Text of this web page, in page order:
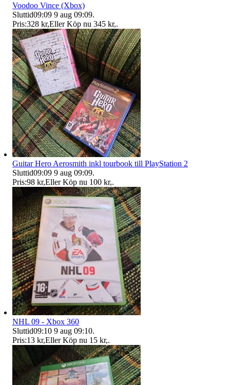
Voodoo Vince (Xbox)
Sluttid09:09 9 aug 09:09.
Pris:328 kr,Eller Köp nu 345 kr,.
Guitar Hero Aerosmith inkl tourbook till PlayStation 2
Sluttid09:09 9 aug 09:09.
Pris:98 kr,Eller Köp nu 100 kr,.
NHL 09 - Xbox 360
Sluttid09:10 9 aug 09:10.
Pris:13 kr,Eller Köp nu 15 kr,.